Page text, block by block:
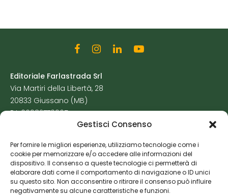
Gestisci Consenso
Per fornire le migliori esperienze, utilizziamo tecnologie come i
cookie per memorizzare e/o accedere alle informazioni del
dispositivo. Il consenso a queste tecnologie ci permetterà di
elaborare dati come il comportamento di navigazione o ID unici
su questo sito. Non acconsentire o ritirare il consenso può influire
negativamente su alcune caratteristiche e funzioni.
Editoriale Farlastrada Srl
Via Martiri della Libertà, 28
20833 Giussano (MB)
P.I. 06982770965
Cookie Policy
Risorse Aggiuntive